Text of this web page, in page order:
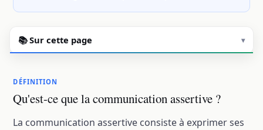
📚 Sur cette page ▾
DÉFINITION
Qu'est-ce que la communication assertive ?
La communication assertive consiste à exprimer ses